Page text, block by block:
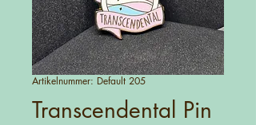
Artikelnummer: Default 205
Transcendental Pin